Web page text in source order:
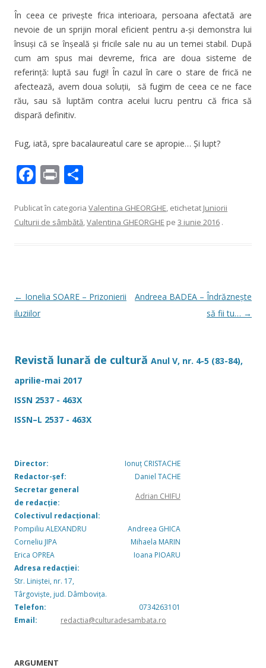
În ceea ce privește frica interioara, persoana afectată are
nevoie de un sprijin moral eficient pentru a-şi demonstra lui
însuși că se înșeală și fricile sale nu au un temei stabil. După
cum am spus mai devreme, frica are doua sisteme de
referință: luptă sau fugi! În cazul în care o stare de frică ne
afectează, avem doua soluții, să fugim de ceea ce ne face
rău, sau să luptăm contra acelui lucru pentru că frica să
dispară definitiv.
Fug, iată, spre bacalaureatul care se apropie… Și lupt?
F
e
b
k
Pr
t ta
je
Publicat în categoria Valentina GHEORGHE, etichetat Juniorii
Culturii de sâmbătă,Valentina GHEORGHE pe 3 iunie 2016 .
Navigare
în
← Ionelia SOARE – Prizonierii
iluziilor
Andreea BADEA – Îndrăznește
să fii tu… →
Revistă lunară de cultură Anul V, nr. 4-5 (83-84),
aprilie-mai 2017
ISSN 2537 - 463X
ISSN–L 2537 - 463X
Director:
Ionuț CRISTACHE
Redactor-șef:
Daniel TACHE
Secretar general
de redacție:
Adrian CHIFU
Colectivul redacțional:
Pompiliu ALEXANDRU
Andreea GHICA
Corneliu JIPA
Mihaela MARIN
Erica OPREA
Ioana PIOARU
Adresa redacției:
Str. Liniștei, nr. 17,
Târgoviște, jud. Dâmbovița.
Telefon:
0734263101
Email: redactia@culturadesambata.ro
ARGUMENT